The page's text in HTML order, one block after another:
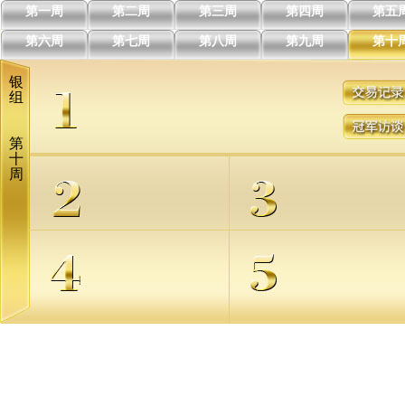
第一周 第二周 第三周 第四周 第五
第六周 第七周 第八周 第九周 第十
银
组
第
十
周